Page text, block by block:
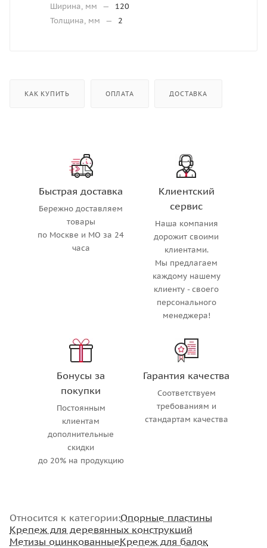
Ширина, мм
—
120
Толщина, мм
— 2
КАК КУПИТЬ ОПЛАТА ДОСТАВКА
Быстрая доставка
Бережно доставляем
товары
по Москве и МО за 24
часа
Клиентский
сервис
Наша компания
дорожит своими
клиентами.
Мы предлагаем
каждому нашему
клиенту - своего
персонального
менеджера!
Бонусы за
покупки
Постоянным
клиентам
дополнительные
скидки
до 20% на продукцию
Гарантия качества
Соответствуем
требованиям и
стандартам качества
Относится к категории:Опорные пластины
Крепеж для деревянных конструкций
Метизы оцинкованныеКрепеж для балок